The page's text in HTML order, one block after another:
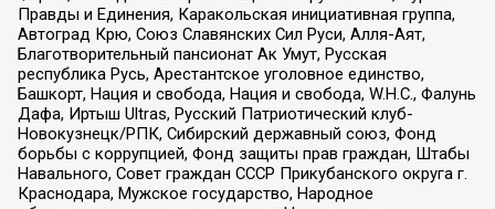
Правды и Единения, Каракольская инициативная группа,
Автоград Крю, Союз Славянских Сил Руси, Алля-Аят,
Благотворительный пансионат Ак Умут, Русская
республика Русь, Арестантское уголовное единство,
Башкорт, Нация и свобода, Нация и свобода, W.H.С., Фалунь
Дафа, Иртыш Ultras, Русский Патриотический клуб-
Новокузнецк/РПК, Сибирский державный союз, Фонд
борьбы с коррупцией, Фонд защиты прав граждан, Штабы
Навального, Совет граждан СССР Прикубанского округа г.
Краснодара, Мужское государство, Народное